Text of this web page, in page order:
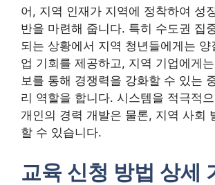
어, 지역 인재가 지역에 정착하여 성
반을 마련해 줍니다. 특히 수도권 집
되는 상황에서 지역 청년들에게는 양
업 기회를 제공하고, 지역 기업에게
보를 통해 경쟁력을 강화할 수 있는
리 역할을 합니다. 시스템을 적극적
개인의 경력 개발은 물론, 지역 사회
할 수 있습니다.
교육 신청 방법 상세